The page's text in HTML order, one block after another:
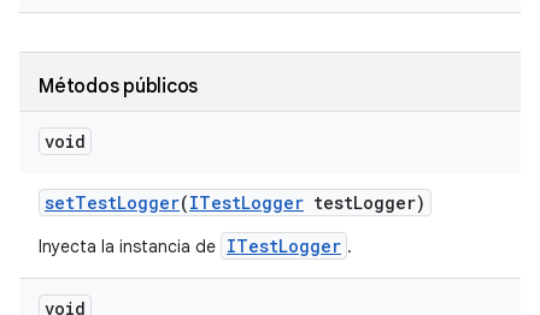
Métodos públicos
void
setTestLogger(ITestLogger testLogger)
Inyecta la instancia de ITestLogger .
void